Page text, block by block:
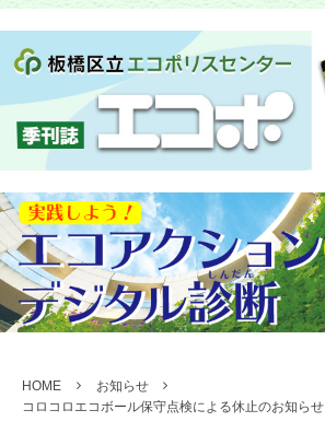
HOME
お知らせ
コロコロエコボール保守点検による休止のお知らせ